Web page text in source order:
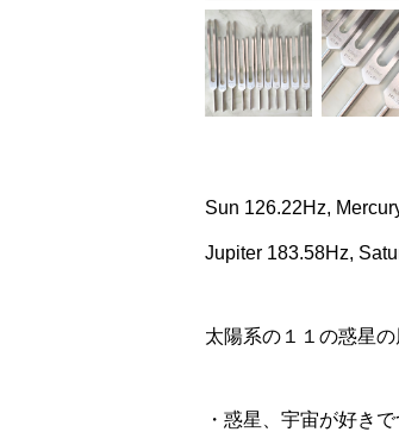
Sun 126.22Hz,
Jupiter 183.58Hz,
太陽系の１１の惑星
・惑星、宇宙が好き